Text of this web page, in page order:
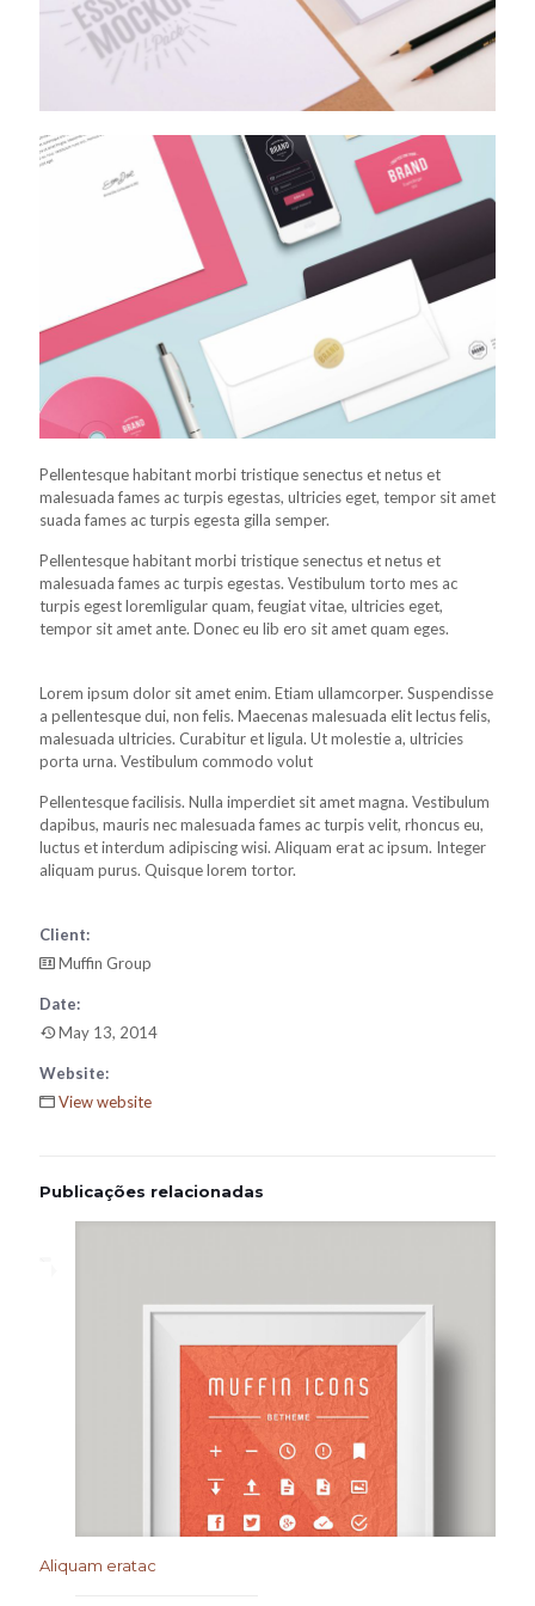
Pellentesque habitant morbi tristique senectus et netus et
malesuada fames ac turpis egestas, ultricies eget, tempor sit amet
suada fames ac turpis egesta gilla semper.
Pellentesque habitant morbi tristique senectus et netus et
malesuada fames ac turpis egestas. Vestibulum torto mes ac
turpis egest loremligular quam, feugiat vitae, ultricies eget,
tempor sit amet ante. Donec eu lib ero sit amet quam eges.
Lorem ipsum dolor sit amet enim. Etiam ullamcorper. Suspendisse
a pellentesque dui, non felis. Maecenas malesuada elit lectus felis,
malesuada ultricies. Curabitur et ligula. Ut molestie a, ultricies
porta urna. Vestibulum commodo volut
Pellentesque facilisis. Nulla imperdiet sit amet magna. Vestibulum
dapibus, mauris nec malesuada fames ac turpis velit, rhoncus eu,
luctus et interdum adipiscing wisi. Aliquam erat ac ipsum. Integer
aliquam purus. Quisque lorem tortor.
Client:
Muffin Group
Date:
May 13, 2014
Website:
View website
Publicações relacionadas
Aliquam eratac